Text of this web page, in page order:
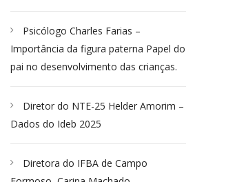
Psicólogo Charles Farias –
Importância da figura paterna Papel do
pai no desenvolvimento das crianças.
Diretor do NTE-25 Helder Amorim –
Dados do Ideb 2025
Diretora do IFBA de Campo